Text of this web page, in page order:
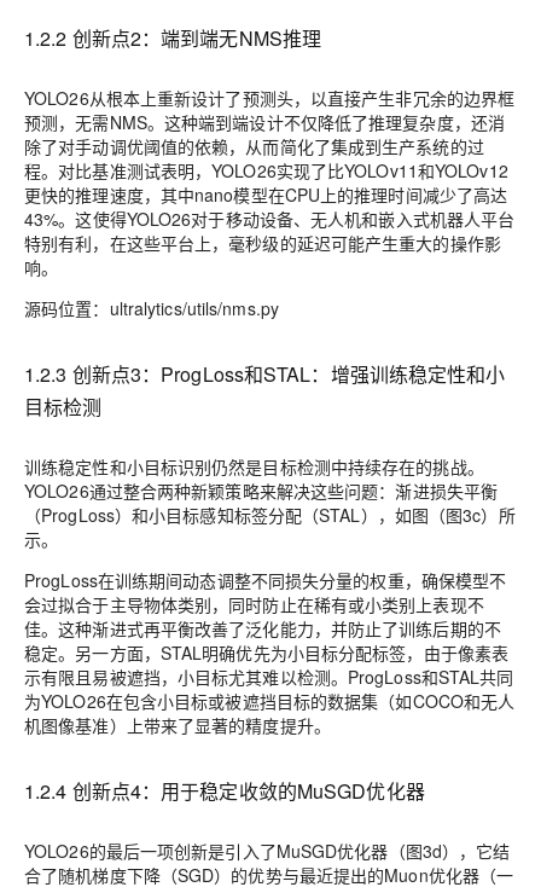
1.2.2 创新点2：端到端无NMS推理
YOLO26从根本上重新设计了预测头，以直接产生非冗余的边界框
预测，无需NMS。这种端到端设计不仅降低了推理复杂度，还消
除了对手动调优阈值的依赖，从而简化了集成到生产系统的过
程。对比基准测试表明，YOLO26实现了比YOLOv11和YOLOv12
更快的推理速度，其中nano模型在CPU上的推理时间减少了高达
43%。这使得YOLO26对于移动设备、无人机和嵌入式机器人平台
特别有利，在这些平台上，毫秒级的延迟可能产生重大的操作影
响。
源码位置：ultralytics/utils/nms.py
1.2.3 创新点3：ProgLoss和STAL：增强训练稳定性和小
目标检测
训练稳定性和小目标识别仍然是目标检测中持续存在的挑战。
YOLO26通过整合两种新颖策略来解决这些问题：渐进损失平衡
（ProgLoss）和小目标感知标签分配（STAL），如图（图3c）所
示。
ProgLoss在训练期间动态调整不同损失分量的权重，确保模型不
会过拟合于主导物体类别，同时防止在稀有或小类别上表现不
佳。这种渐进式再平衡改善了泛化能力，并防止了训练后期的不
稳定。另一方面，STAL明确优先为小目标分配标签，由于像素表
示有限且易被遮挡，小目标尤其难以检测。ProgLoss和STAL共同
为YOLO26在包含小目标或被遮挡目标的数据集（如COCO和无人
机图像基准）上带来了显著的精度提升。
1.2.4 创新点4： 用于稳定收敛的MuSGD优化器
YOLO26的最后一项创新是引入了MuSGD优化器（图3d），它结
合了随机梯度下降（SGD）的优势与最近提出的Muon优化器（一